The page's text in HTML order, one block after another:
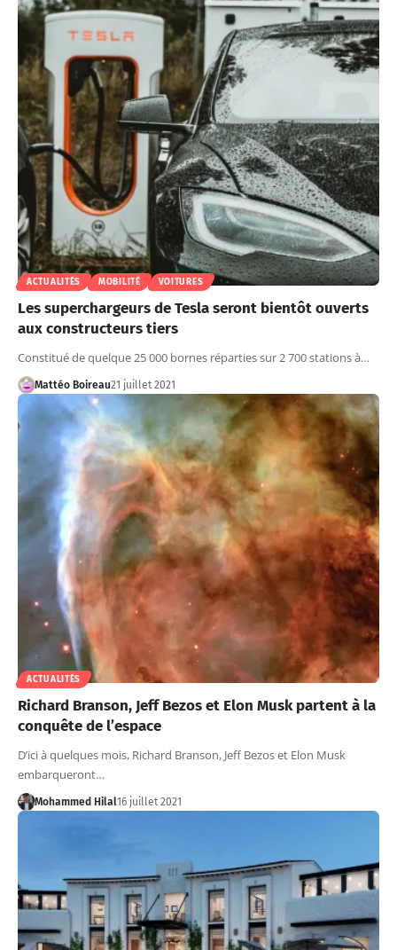
ACTUALITÉS MOBILITÉ VOITURES
Les superchargeurs de Tesla seront bientôt ouverts
aux constructeurs tiers
Constitué de quelque 25 000 bornes réparties sur 2 700 stations à…
Mattéo Boireau21 juillet 2021
ACTUALITÉS
Richard Branson, Jeff Bezos et Elon Musk partent à la
conquête de l’espace
D’ici à quelques mois, Richard Branson, Jeff Bezos et Elon Musk
embarqueront…
Mohammed Hilal16 juillet 2021